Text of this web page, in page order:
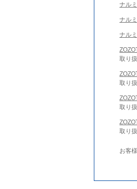
ナル
ナル
ナル
取り
取り
取り
取り
お客